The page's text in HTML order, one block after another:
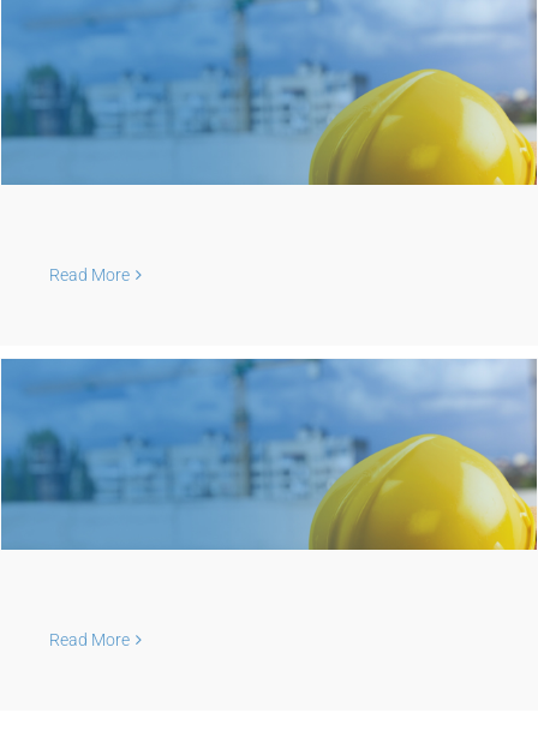
Read More
Read More